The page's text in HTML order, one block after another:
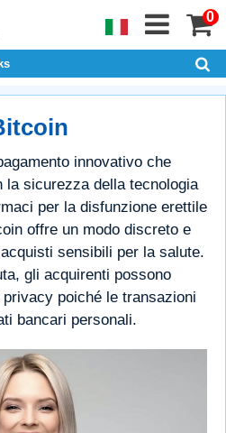
0
innovativo che
la sicurezza della tecnologia
per la disfunzione erettile
offre un modo discreto e
sensibili per la salute.
gli acquirenti possono
poiché le transazioni
bancari personali.